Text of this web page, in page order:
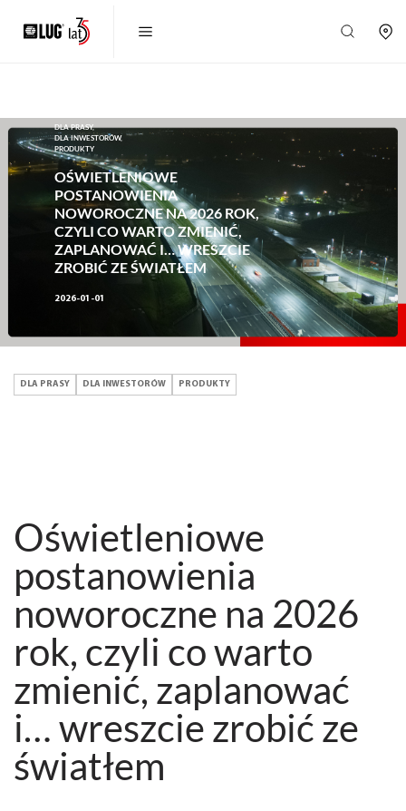
DLA PRASY,
DLA INWESTORÓW,
PRODUKTY
OŚWIETLENIOWE
POSTANOWIENIA
NOWOROCZNE NA 2026 ROK,
CZYLI CO WARTO ZMIENIĆ,
ZAPLANOWAĆ I… WRESZCIE
ZROBIĆ ZE ŚWIATŁEM
2026-01-01
DLA PRASY DLA INWESTORÓW PRODUKTY
Oświetleniowe
postanowienia
noworoczne na 2026
rok, czyli co warto
zmienić, zaplanować
i… wreszcie zrobić ze
światłem